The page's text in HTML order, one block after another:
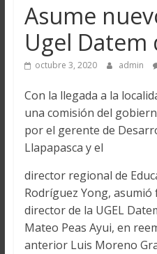
Asume
Ugel Datem
octubre 3, 2020 admin
Con la llegada a la
una comisión del
por el gerente de
Llapapasca y el
director regional de
Rodríguez Yong,
director de la UGEL
Mateo Peas Ayui, en
anterior Luis Moreno